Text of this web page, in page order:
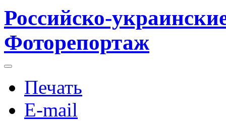
Российско-
Фоторепортаж
Печать
E-mail